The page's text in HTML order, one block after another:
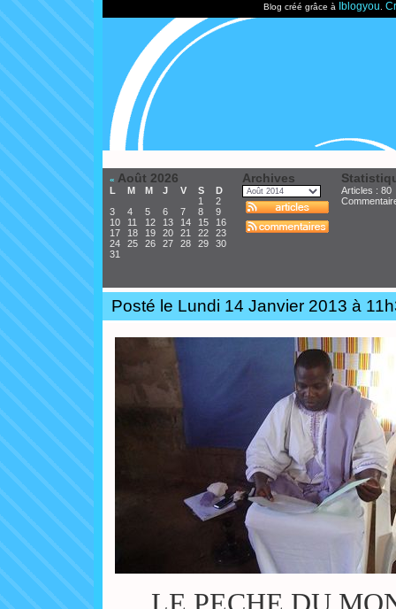
Blog créé grâce à Iblogyou
« Août 2026
L M M J V S
D
1
2
3
4 5 6 7 8
9
10
11 12 13 14 15
16
17
18 19 20 21 22
23
24
25 26 27 28 29
30
31
Archives
Articles : 80
Posté le Lundi 14 Janvier 2013 à